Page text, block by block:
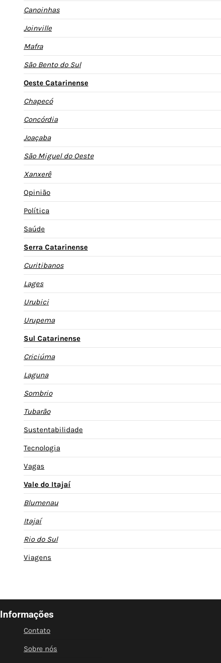
Canoinhas
Joinville
Mafra
São Bento do Sul
Oeste Catarinense
Chapecó
Concórdia
Joaçaba
São Miguel do Oeste
Xanxerê
Opinião
Política
Saúde
Serra Catarinense
Curitibanos
Lages
Urubici
Urupema
Sul Catarinense
Criciúma
Laguna
Sombrio
Tubarão
Sustentabilidade
Tecnologia
Vagas
Vale do Itajaí
Blumenau
Itajaí
Rio do Sul
Viagens
Informações
Contato
Sobre nós